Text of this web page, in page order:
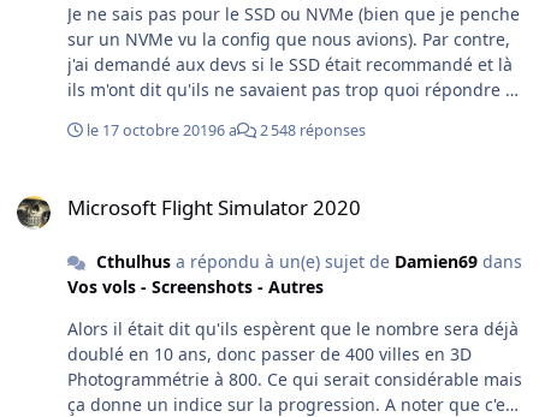
Je ne sais pas pour le SSD ou NVMe (bien que je penche
sur un NVMe vu la config que nous avions). Par contre,
j'ai demandé aux devs si le SSD était recommandé et là
ils m'ont dit qu'ils ne savaient pas trop quoi répondre et
surpris qu'ils soient surpris...) Et ils m'ont dit que
toutes sous SSD) Bref, donc c'était assez surprenant ce
quelque chose... La démo Tech Alpha 1 devrait, vu
qu'elle sera déployée sur plus de PC donner quelques
réponses à ce niveau.
le 17 octobre 20196 a 2 548 réponses
Microsoft Flight Simulator 2020
Cthulhusa répondu à un(e) sujet de Damien69dans
Vos vols - Screenshots - Autres
Alors il était dit qu'ils espèrent que le nombre sera déjà
doublé en 10 ans, donc passer de 400 villes en 3D
Photogrammétrie à 800. Ce qui serait considérable mais
ça donne un indice sur la progression. A noter que c'est